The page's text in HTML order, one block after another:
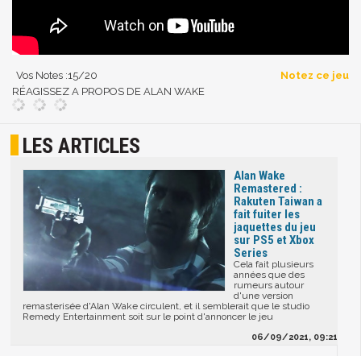
Vos Notes :15/20
Notez ce jeu
RÉAGISSEZ A PROPOS DE ALAN WAKE
LES ARTICLES
Alan Wake
Remastered :
Rakuten Taiwan a
fait fuiter les
jaquettes du jeu
sur PS5 et Xbox
Series
Cela fait plusieurs
années que des
rumeurs autour
d'une version
remasterisée d'Alan Wake circulent, et il semblerait que le studio
Remedy Entertainment soit sur le point d'annoncer le jeu
06/09/2021, 09:21